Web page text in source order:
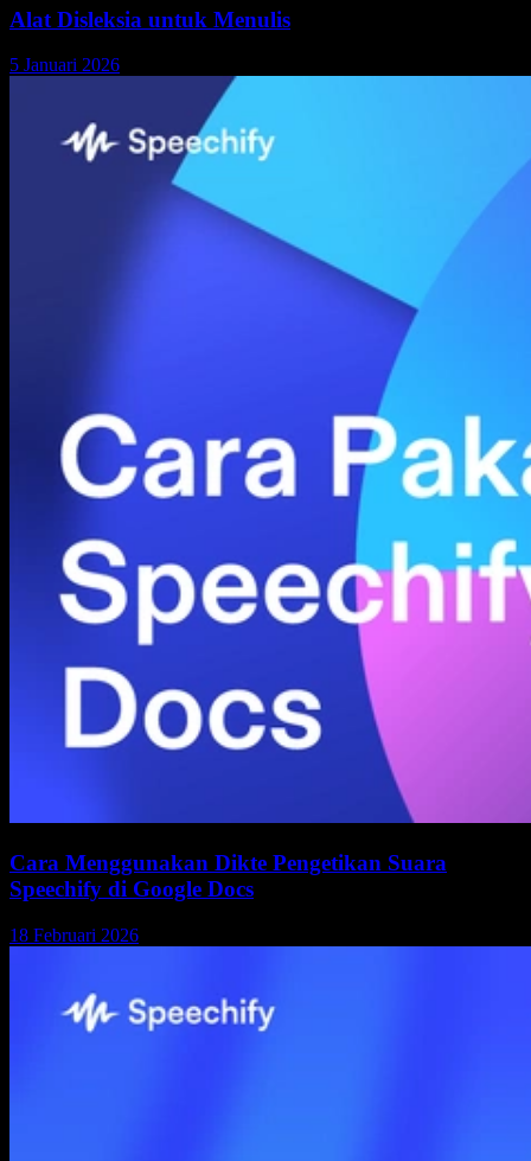
Alat Disleksia untuk Menulis
5 Januari 2026
Cara Menggunakan Dikte Pengetikan Suara
Speechify di Google Docs
18 Februari 2026